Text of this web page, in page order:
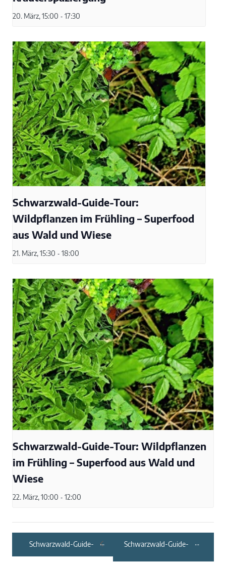
20. März, 15:00 - 17:30
Schwarzwald-Guide-Tour:
Wildpflanzen im Frühling – Superfood
aus Wald und Wiese
21. März, 15:30 - 18:00
Schwarzwald-Guide-Tour: Wildpflanzen
im Frühling – Superfood aus Wald und
Wiese
22. März, 10:00 - 12:00
Schwarzwald-Guide-
Schwarzwald-Guide-
Herbstwanderung auf